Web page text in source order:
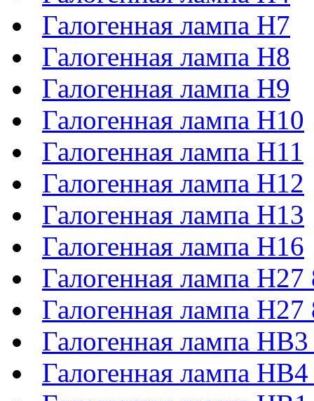
Галогенная лампа H7
Галогенная лампа H8
Галогенная лампа H9
Галогенная лампа H10
Галогенная лампа H11
Галогенная лампа H12
Галогенная лампа H13
Галогенная лампа H16
Галогенная лампа H27
Галогенная лампа H27
Галогенная лампа
Галогенная лампа